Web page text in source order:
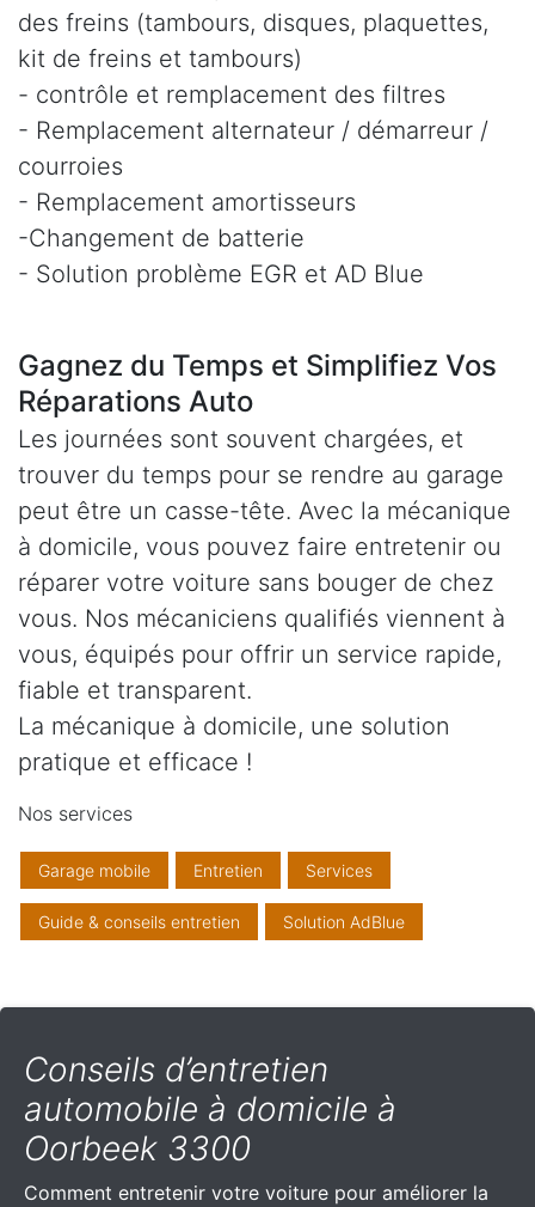
des freins (tambours, disques, plaquettes,
kit de freins et tambours)
- contrôle et remplacement des filtres
- Remplacement alternateur / démarreur /
courroies
- Remplacement amortisseurs
-Changement de batterie
- Solution problème EGR et AD Blue
Gagnez du Temps et Simplifiez Vos
Réparations Auto
Les journées sont souvent chargées, et
trouver du temps pour se rendre au garage
peut être un casse-tête. Avec la mécanique
à domicile, vous pouvez faire entretenir ou
réparer votre voiture sans bouger de chez
vous. Nos mécaniciens qualifiés viennent à
vous, équipés pour offrir un service rapide,
fiable et transparent.
La mécanique à domicile, une solution
pratique et efficace !
Nos services
Garage mobile Entretien Services
Guide & conseils entretien Solution AdBlue
Conseils d’entretien
automobile à domicile à
Oorbeek 3300
Comment entretenir votre voiture pour améliorer la